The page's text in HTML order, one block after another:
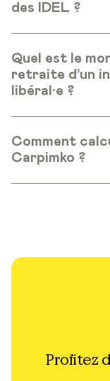
des IDEL ?
Quel est le
retraite d’un
libéral·e ?
Comment
Carpimko ?
Profitez